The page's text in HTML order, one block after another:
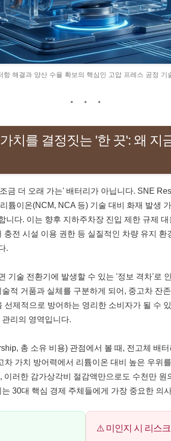
항 해결과 양산 수율 확보의 핵심인 고압 프레스 공정 기
치를 결정짓는 '한 끗': 왜 지
금 더 오래 가는' 배터리가 아닙니다. SNE
튬이온(NCM, NCA 등) 기술 대비 화재 발생
니다. 이는 향후 지하주차장 진입 제한 규제
충전 시설 이용 권한 등 실질적인 차량 유지 환
.
기술 전환기에 발생할 수 있는 '정보 격차'로
적 거품과 실체를 구분하게 되어, 중고차 잔
선제적으로 방어하는 영리한 소비자가 될 수
리의 영역입니다.
총 소유 비용) 관점에서 볼 때, 전고체 배
차 가치 방어력에서 리튬이온 대비 높은 우위
이러한 감가상각비 절감액만으로도 수천만 원
30대 핵심 경제 주체들에게 가장 중요한 의
⚠️ 미인지 시 리스크